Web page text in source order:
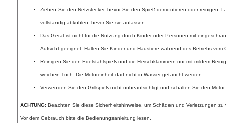
Ziehen Sie den Netzstecker, bevor Sie den Spieß demontieren oder reinigen.
vollständig abkühlen, bevor Sie sie anfassen.
Das Gerät ist nicht für die Nutzung durch Kinder oder Personen mit
Aufsicht geeignet. Halten Sie Kinder und Haustiere während des Betriebs vom
Reinigen Sie den Edelstahlspieß und die Fleischklammern nur mit mildem
weichen Tuch. Die Motoreinheit darf nicht in Wasser getaucht werden.
Verwenden Sie den Grillspieß nicht unbeaufsichtigt und schalten Sie den
ACHTUNG: Beachten Sie diese Sicherheitshinweise, um Schäden und Verletzungen zu
Vor dem Gebrauch bitte die Bedienungsanleitung lesen.